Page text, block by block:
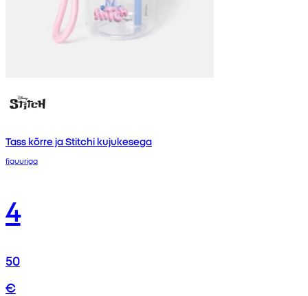
Tass kõrre ja Stitchi kujukesega
figuuriga
4
50
€